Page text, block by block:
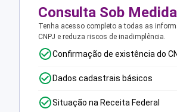
Consulta Sob Medida
Tenha acesso completo a todas as
CNPJ e reduza riscos de inadimplência.
Confirmação de existência do
Dados cadastrais básicos
Situação na Receita Federal